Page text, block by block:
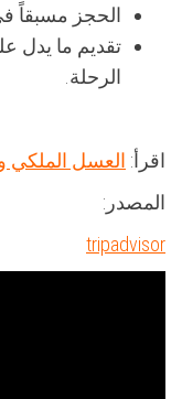
الحجز مسبقاً
تقديم ما يدل
الرحلة.
اقرأ: العسل الملكي
المصدر:
tripadvisor